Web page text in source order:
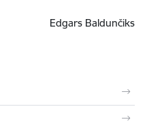
Edgars Baldunčiks